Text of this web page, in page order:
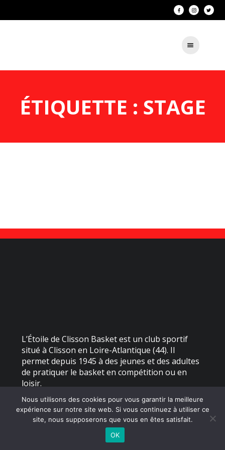
ÉTIQUETTE : STAGE
L’Étoile de Clisson Basket est un club sportif
situé à Clisson en Loire-Atlantique (44). Il
permet depuis 1945 à des jeunes et des adultes
de pratiquer le basket en compétition ou en
loisir.
2026 - Étoile de Clisson Basket | Site internet réalisé par
MENTIONS LÉGALES
Nous utilisons des cookies pour vous garantir la meilleure
expérience sur notre site web. Si vous continuez à utiliser ce
site, nous supposerons que vous en êtes satisfait.
OK